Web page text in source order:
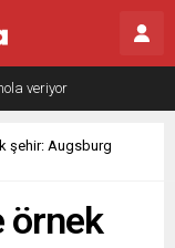
şehir: Augsburg
örnek